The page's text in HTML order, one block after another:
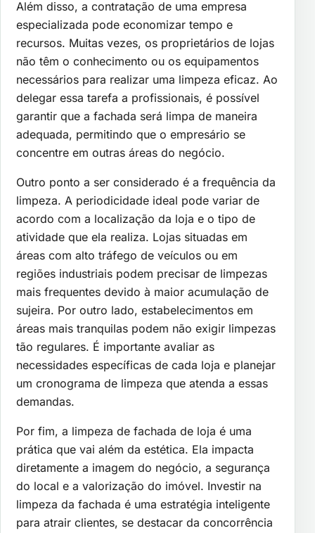
Além disso, a contratação de uma empresa
especializada pode economizar tempo e
recursos. Muitas vezes, os proprietários de lojas
não têm o conhecimento ou os equipamentos
necessários para realizar uma limpeza eficaz. Ao
delegar essa tarefa a profissionais, é possível
garantir que a fachada será limpa de maneira
adequada, permitindo que o empresário se
concentre em outras áreas do negócio.
Outro ponto a ser considerado é a frequência da
limpeza. A periodicidade ideal pode variar de
acordo com a localização da loja e o tipo de
atividade que ela realiza. Lojas situadas em
áreas com alto tráfego de veículos ou em
regiões industriais podem precisar de limpezas
mais frequentes devido à maior acumulação de
sujeira. Por outro lado, estabelecimentos em
áreas mais tranquilas podem não exigir limpezas
tão regulares. É importante avaliar as
necessidades específicas de cada loja e planejar
um cronograma de limpeza que atenda a essas
demandas.
Por fim, a limpeza de fachada de loja é uma
prática que vai além da estética. Ela impacta
diretamente a imagem do negócio, a segurança
do local e a valorização do imóvel. Investir na
limpeza da fachada é uma estratégia inteligente
para atrair clientes, se destacar da concorrência